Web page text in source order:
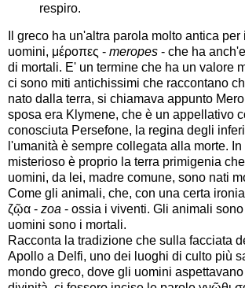
respiro.
Il greco ha un'altra parola molto antica
uomini, μέροπες - meropes - che ha
di mortali. E' un termine che ha un valore
ci sono miti antichissimi che raccontano
nato dalla terra, si chiamava appunto
sposa era Klymene, che è un appellativo
conosciuta Persefone, la regina degli
l'umanità è sempre collegata alla morte.
misterioso è proprio la terra primigenia
uomini, da lei, madre comune, sono nati
Come gli animali, che, con una certa
ζῷα - zoa - ossia i viventi. Gli animali
uomini sono i mortali.
Racconta la tradizione che sulla facciata
Apollo a Delfi, uno dei luoghi di culto più
mondo greco, dove gli uomini